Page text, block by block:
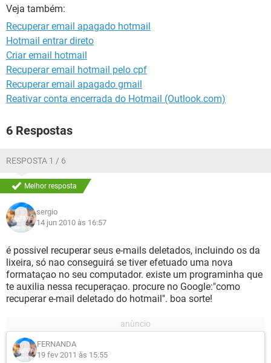
Veja também:
Recuperar email apagado hotmail
Hotmail entrar direto
Criar email hotmail
Recuperar email hotmail pelo cpf
Recuperar email apagado gmail
Reativar conta encerrada do Hotmail (Outlook.com)
6 Respostas
RESPOSTA 1 / 6
Melhor resposta
sergio
14 jun 2010 às 16:57
é possivel recuperar seus e-mails deletados, incluindo os da
lixeira, só nao conseguirá se tiver efetuado uma nova
formataçao no seu computador. existe um programinha que
te auxilia nessa recuperaçao. procure no Google:"como
recuperar e-mail deletado do hotmail". boa sorte!
FERNANDA
19 fev 2011 às 15:55